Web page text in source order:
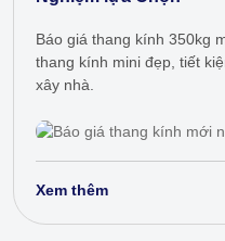
Báo giá thang kính 350kg
thang kính mini đẹp, tiết
xây nhà.
Xem thêm